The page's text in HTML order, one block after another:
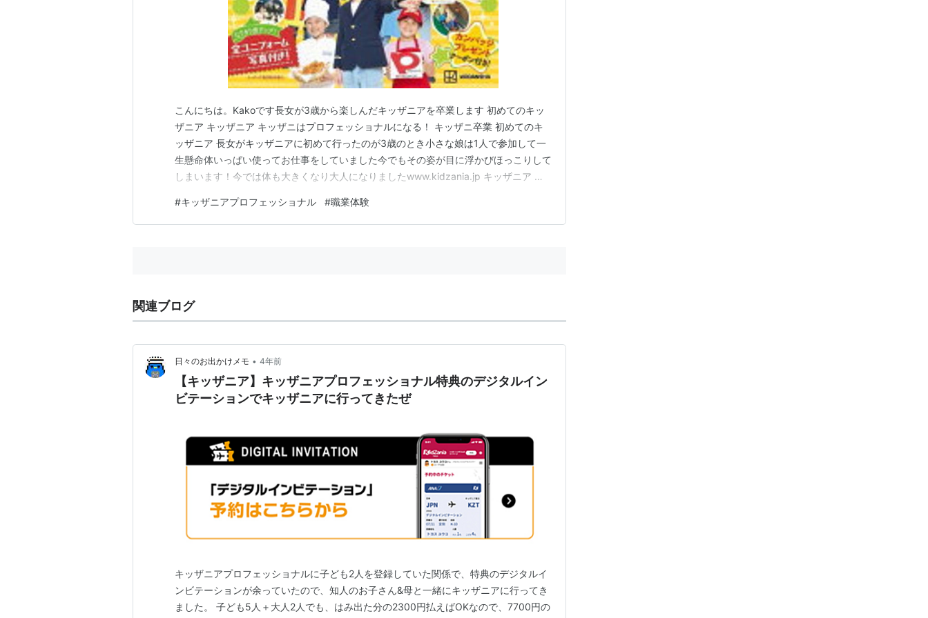
こんにちは。Kakoです長女が3歳から楽しんだキッザニアを卒業します 初めてのキッ
ザニア キッザニア キッザニはプロフェッショナルになる！ キッザニ卒業 初めてのキ
ッザニア 長女がキッザニアに初めて行ったのが3歳のとき小さな娘は1人で参加して一
生懸命体いっぱい使ってお仕事をしていました今でもその姿が目に浮かびほっこりして
しまいます！今では体も大きくなり大人になりましたwww.kidzania.jp キッザニア キ
ちがやってみたい仕事に挑戦していきますピザ職人だったり歯科医だったり消防士だっ
たりコロナ前はかなり混雑して…
#キッザニアプロフェッショナル #職業体験
関連ブログ
日々のお出かけメモ • 4年前
【キッザニア】キッザニアプロフェッショナル特典のデジタルイン
ビテーションでキッザニアに行ってきたぜ
キッザニアプロフェッショナルに子ども2人を登録していた関係で、特典のデジタルイ
ンビテーションが余っていたので、知人のお子さん&母と一緒にキッザニアに行ってき
ました。 子ども5人＋大人2人でも、はみ出た分の2300円払えばOKなので、7700円の